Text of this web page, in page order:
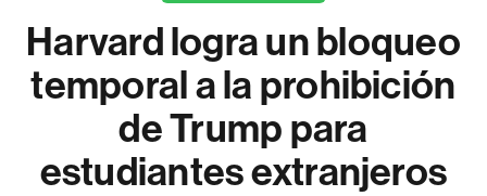
Harvard logra un bloqueo
temporal a la prohibición
de Trump para
estudiantes extranjeros